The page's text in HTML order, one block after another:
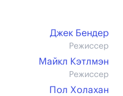
Джек Бендер
Режиссер
Майкл Кэтлмэн
Режиссер
Пол Холахан